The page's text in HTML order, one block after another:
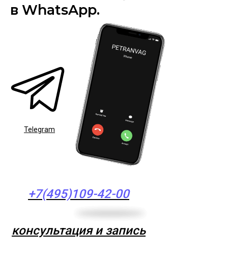
в WhatsApp.
Telegram
+7(495)109-42-00
консультация и запись